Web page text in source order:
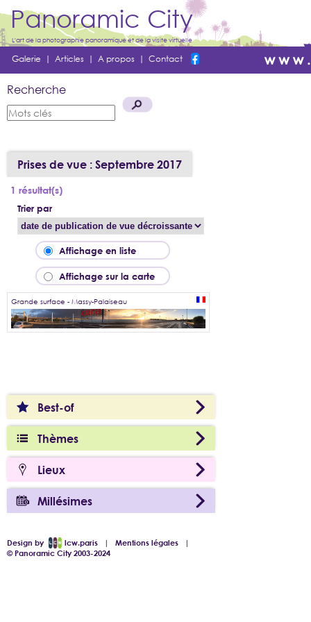
Panoramic City
L'art de la photographie panoramique et de la visite virtuelle
Galerie | Articles | A propos | Contact
Recherche
Best-of
Thèmes
Lieux
Millésimes
Prises de vue : Septembre 2017
1 résultat(s)
Trier par
Affichage en liste
Affichage sur la carte
Grande surface - Massy-Palaiseau
Design by lcw.paris |Mentions légales |
© Panoramic City 2003-2024